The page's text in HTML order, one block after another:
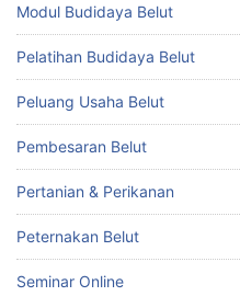
Modul Budidaya Belut
Pelatihan Budidaya Belut
Peluang Usaha Belut
Pembesaran Belut
Pertanian & Perikanan
Peternakan Belut
Seminar Online